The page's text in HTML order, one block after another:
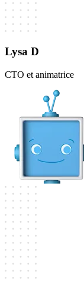
Lysa D
CTO et animatrice